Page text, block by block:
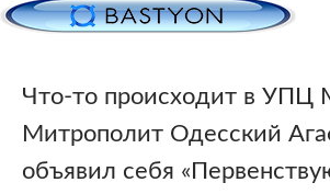
Что-то происходит в УПЦ
Митрополит Одесский
объявил себя